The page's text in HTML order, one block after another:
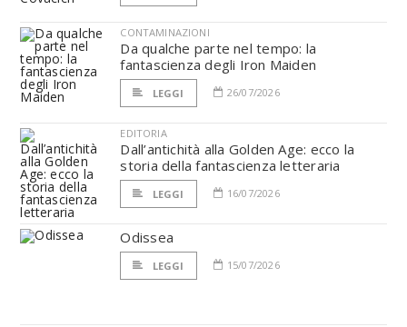
CONTAMINAZIONI
Da qualche parte nel tempo: la
fantascienza degli Iron Maiden
LEGGI 26/07/2026
EDITORIA
Dall’antichità alla Golden Age: ecco la
storia della fantascienza letteraria
LEGGI 16/07/2026
Odissea
LEGGI 15/07/2026